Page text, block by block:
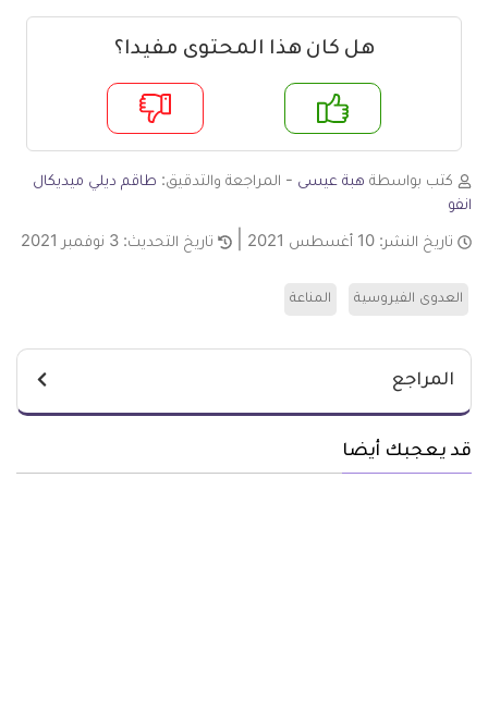
هل كان هذا المحتوى مفيدا؟
لا
كتب بواسطة هبة عيسى - المراجعة والتدقيق: طاقم ديلي ميديكال
انفو
تاريخ النشر: 10 أغسطس 2021 تاريخ التحديث: 3 نوفمبر 2021
العدوى الفيروسية المناعة
المراجع
قد يعجبك أيضا